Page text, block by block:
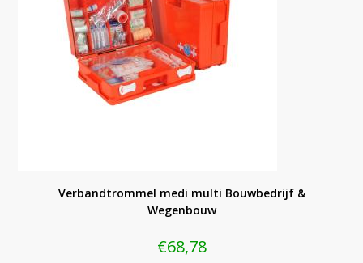
Verbandtrommel medi multi Bouwbedrijf &
Wegenbouw
€68,78